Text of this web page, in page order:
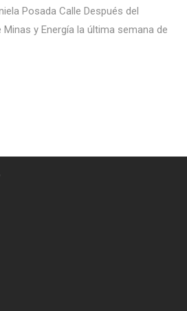
Posada Calle Después del
y Energía la última semana de